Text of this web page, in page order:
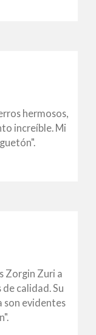
hermosos,
increíble. Mi
Zorgin Zuri a
calidad. Su
son evidentes